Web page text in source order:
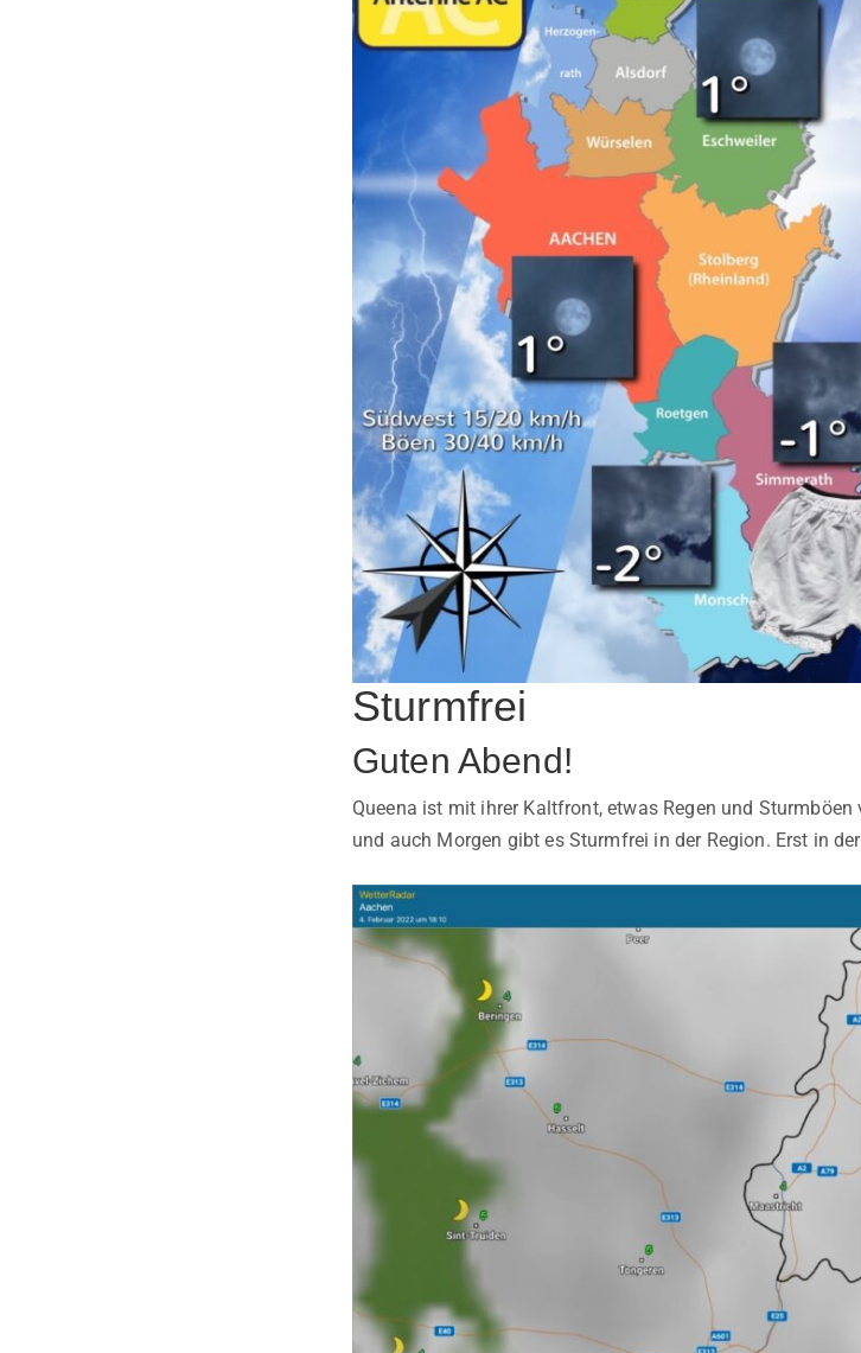
Sturmfrei
Guten Abend!
Queena ist mit ihrer Kaltfront, etwas Regen und
und auch Morgen gibt es Sturmfrei in der Region. Erst in